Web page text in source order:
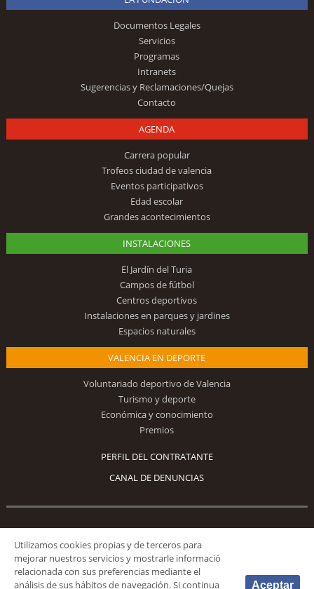
Documentos Legales
Servicios
Programas
Intranets
Sugerencias y Reclamaciones/Quejas
Contacto
AGENDA
Carrera popular
Trofeos ciudad de valencia
Eventos participativos
Edad escolar
Grandes acontecimientos
INSTALACIONES
El Jardín del Turia
Campos de fútbol
Centros deportivos
Instalaciones en parques y jardines
Espacios naturales
VALENCIA EN DEPORTE
Voluntariado deportivo de Valencia
Turismo y deporte
Económica y conocimiento
Premios
PERFIL DEL CONTRATANTE
CANAL DE DENUNCIAS
Síguenos
Utilizamos cookies propias y de terceros para
mejorar nuestros servicios y mostrarle informació
relacionada con sus preferencias mediante el
análisis de sus hábitos de navegación. Si continua
Aceptar